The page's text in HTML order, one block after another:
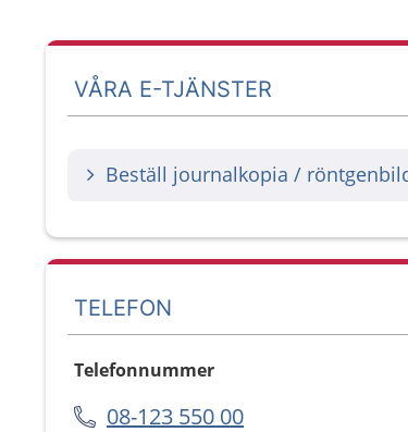
VÅRA E-TJÄNSTER
Beställ journalkopia /
TELEFON
Telefonnummer
08-123 550 00